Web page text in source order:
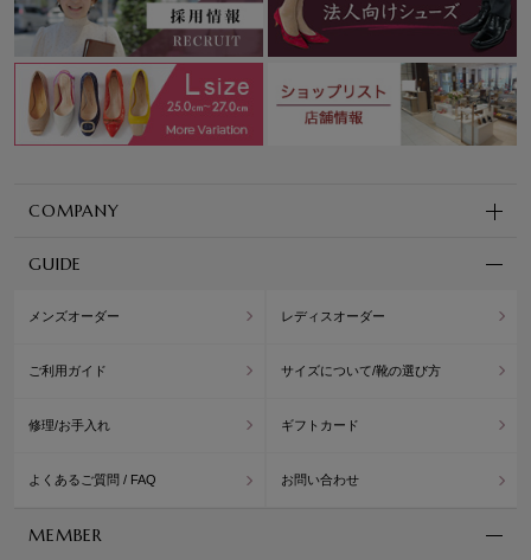
COMPANY
GUIDE
メンズオーダー レディスオーダー
ご利用ガイド サイズについて/靴の選び方
修理/お手入れ ギフトカード
よくあるご質問 / FAQ お問い合わせ
MEMBER